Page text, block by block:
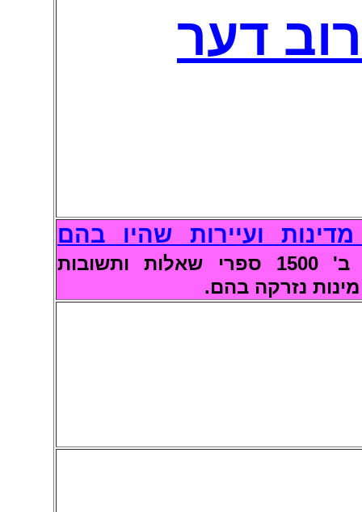
דער
של 400 מדינות ועיירות שהיו בהם
ומובאים ב' 1500 ספרי שאלות ותשובות
מינות נזרקה בהם.